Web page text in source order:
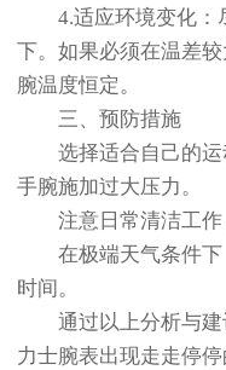
4.适应环境变化：
下。如果必须在温差
腕温度恒定。
三、预防措施
选择适合自己的运
手腕施加过大压力。
注意日常清洁工作
在极端天气条件下
时间。
通过以上分析与建
力士腕表出现走走停